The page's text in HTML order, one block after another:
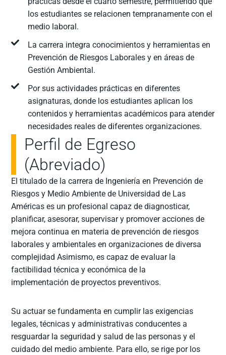
los estudiantes se relacionen tempranamente con el
medio laboral.
La carrera integra conocimientos y herramientas en
Prevención de Riesgos Laborales y en áreas de
Gestión Ambiental.
Por sus actividades prácticas en diferentes
asignaturas, donde los estudiantes aplican los
contenidos y herramientas académicos para atender
necesidades reales de diferentes organizaciones.
Perfil de Egreso
(Abreviado)
El titulado de la carrera de Ingeniería en Prevención de
Riesgos y Medio Ambiente de Universidad de Las
Américas es un profesional capaz de diagnosticar,
planificar, asesorar, supervisar y promover acciones de
mejora continua en materia de prevención de riesgos
laborales y ambientales en organizaciones de diversa
complejidad Asimismo, es capaz de evaluar la
factibilidad técnica y económica de la
implementación de proyectos preventivos.
Su actuar se fundamenta en cumplir las exigencias
legales, técnicas y administrativas conducentes a
resguardar la seguridad y salud de las personas y el
cuidado del medio ambiente. Para ello, se rige por los